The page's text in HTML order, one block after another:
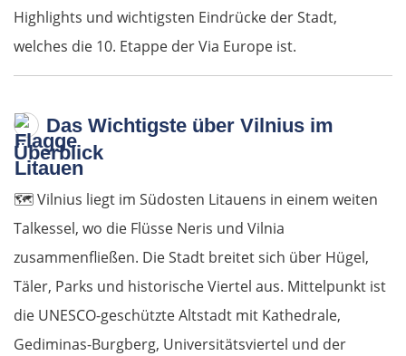
Highlights und wichtigsten Eindrücke der Stadt,
welches die 10. Etappe der Via Europe ist.
Das Wichtigste über Vilnius im
Überblick
🗺️Vilnius liegt im Südosten Litauens in einem weiten
Talkessel, wo die Flüsse Neris und Vilnia
zusammenfließen. Die Stadt breitet sich über Hügel,
Täler, Parks und historische Viertel aus. Mittelpunkt ist
die UNESCO-geschützte Altstadt mit Kathedrale,
Gediminas-Burgberg, Universitätsviertel und der